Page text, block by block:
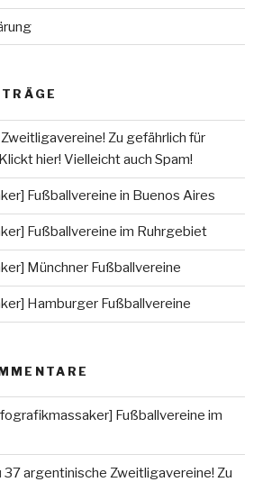
Zu gefährlich für
hier! Vielleicht auch Spam!
Fußballvereine in Buenos Aires
Fußballvereine im Ruhrgebiet
Münchner Fußballvereine
Hamburger Fußballvereine
Fußballvereine im
37 argentinische Zweitligavereine! Zu